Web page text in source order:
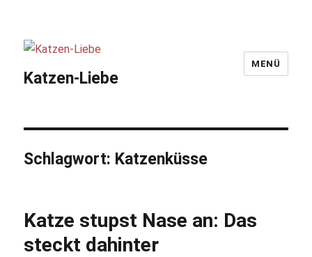
Katzen-Liebe
MENÜ
Schlagwort: Katzenküsse
Katze stupst Nase an: Das
steckt dahinter